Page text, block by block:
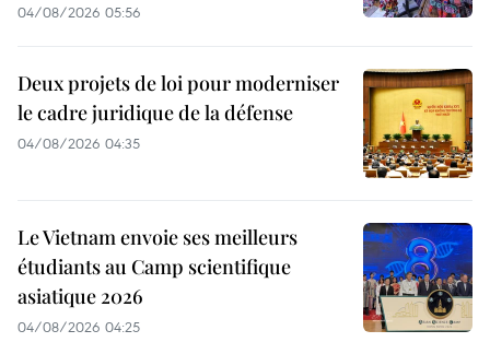
04/08/2026 05:56
Deux projets de loi pour moderniser
le cadre juridique de la défense
04/08/2026 04:35
Le Vietnam envoie ses meilleurs
étudiants au Camp scientifique
asiatique 2026
04/08/2026 04:25